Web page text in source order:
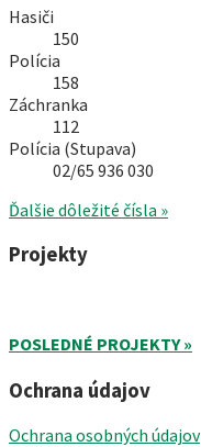
Hasiči
150
Polícia
158
Záchranka
112
Polícia (Stupava)
02/65 936 030
Ďalšie dôležité čísla »
Projekty
POSLEDNÉ PROJEKTY »
Ochrana údajov
Ochrana osobných údajov